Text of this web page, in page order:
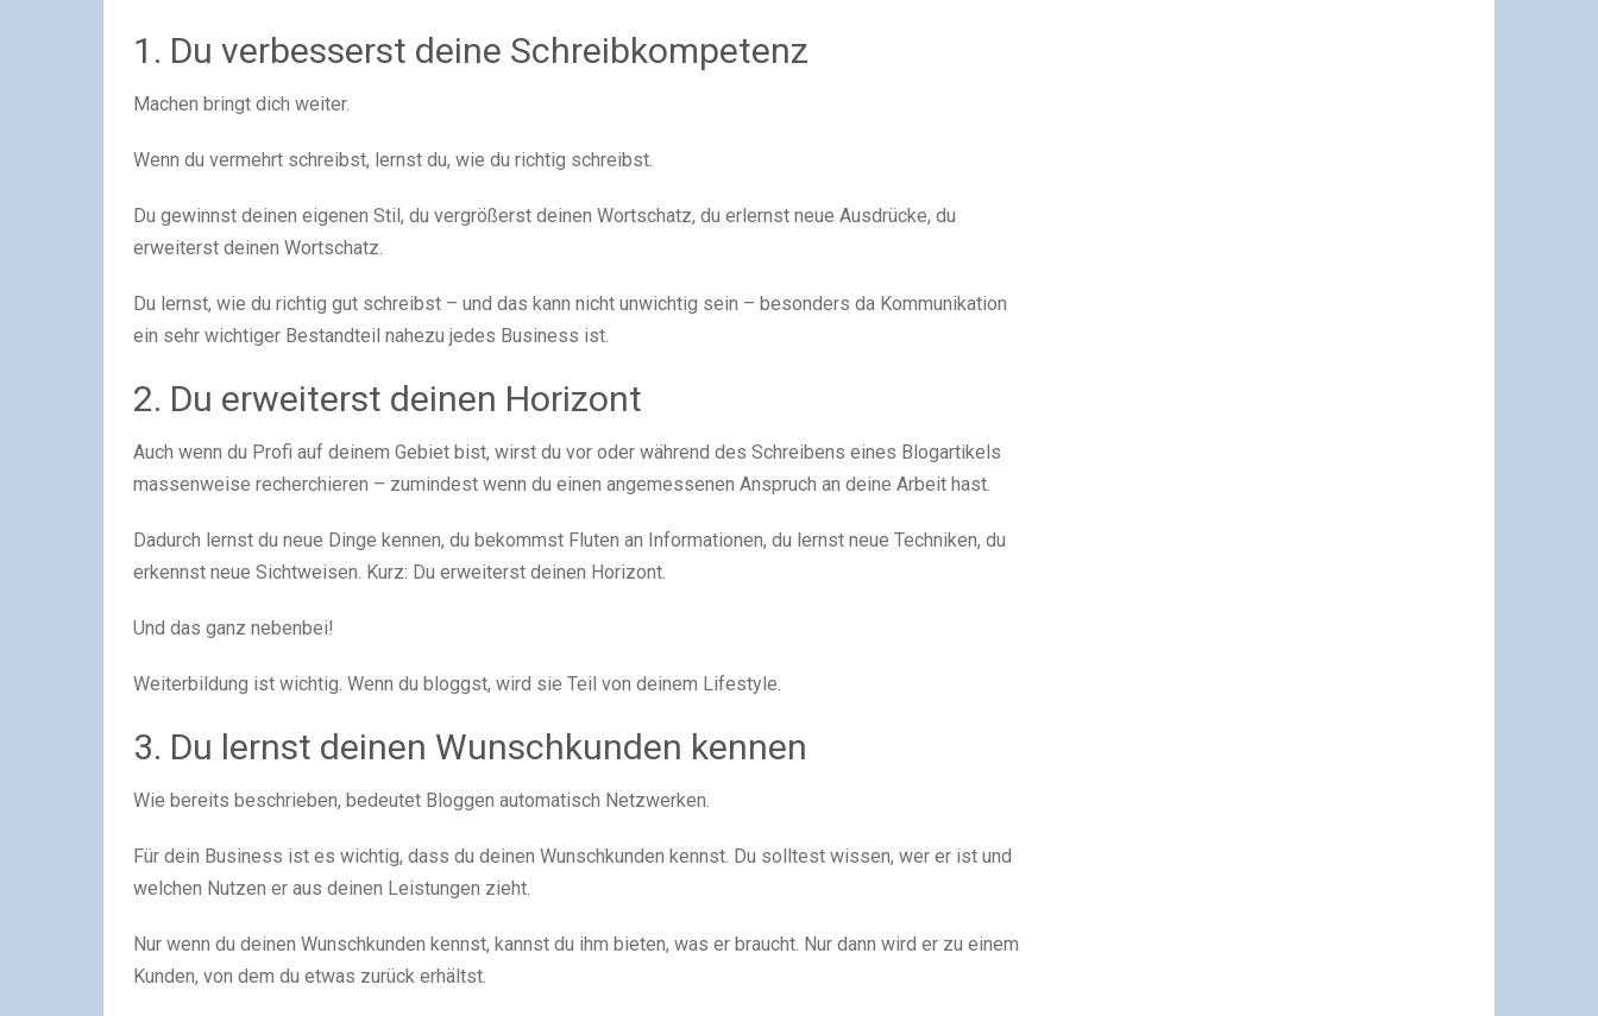
1. Du verbesserst deine Schreibkompetenz
Machen bringt dich weiter.
Wenn du vermehrt schreibst, lernst du, wie du richtig schreibst.
Du gewinnst deinen eigenen Stil, du vergrößerst deinen Wortschatz, du erlernst neue Ausdrücke, du
erweiterst deinen Wortschatz.
Du lernst, wie du richtig gut schreibst – und das kann nicht unwichtig sein – besonders da Kommunikation
ein sehr wichtiger Bestandteil nahezu jedes Business ist.
2. Du erweiterst deinen Horizont
Auch wenn du Profi auf deinem Gebiet bist, wirst du vor oder während des Schreibens eines Blogartikels
massenweise recherchieren – zumindest wenn du einen angemessenen Anspruch an deine Arbeit hast.
Dadurch lernst du neue Dinge kennen, du bekommst Fluten an Informationen, du lernst neue Techniken, du
erkennst neue Sichtweisen. Kurz: Du erweiterst deinen Horizont.
Und das ganz nebenbei!
Weiterbildung ist wichtig. Wenn du bloggst, wird sie Teil von deinem Lifestyle.
3. Du lernst deinen Wunschkunden kennen
Wie bereits beschrieben, bedeutet Bloggen automatisch Netzwerken.
Für dein Business ist es wichtig, dass du deinen Wunschkunden kennst. Du solltest wissen, wer er ist und
welchen Nutzen er aus deinen Leistungen zieht.
Nur wenn du deinen Wunschkunden kennst, kannst du ihm bieten, was er braucht. Nur dann wird er zu einem
Kunden, von dem du etwas zurück erhältst.